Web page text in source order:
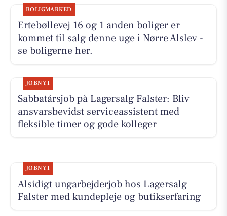
BOLIGMARKED
Ertebøllevej 16 og 1 anden boliger er
kommet til salg denne uge i Nørre Alslev -
se boligerne her.
JOBNYT
Sabbatårsjob på Lagersalg Falster: Bliv
ansvarsbevidst serviceassistent med
fleksible timer og gode kolleger
JOBNYT
Alsidigt ungarbejderjob hos Lagersalg
Falster med kundepleje og butikserfaring